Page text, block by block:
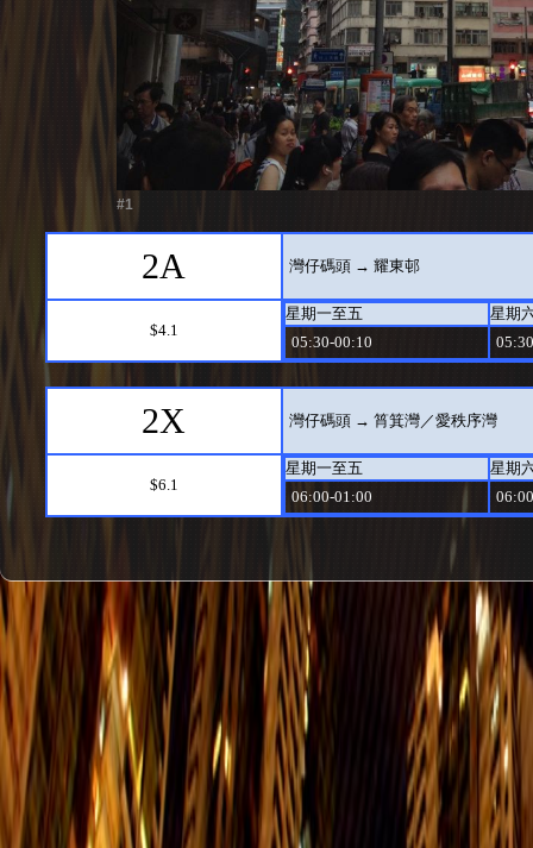
#1
2A 灣仔碼頭 → 耀東邨
$4.1
星期一至五
星期
05:30-00:10
2X 灣仔碼頭 → 筲箕灣／愛秩序灣
$6.1
星期一至五
星期
06:00-01:00
14 嘉亨灣 → 赤柱炮台 (閘口)
$8.9
星期一至五
星期
08:20-23:40
77 田灣 → 筲箕灣
$7
星期一至五
星期
06:00-23:06